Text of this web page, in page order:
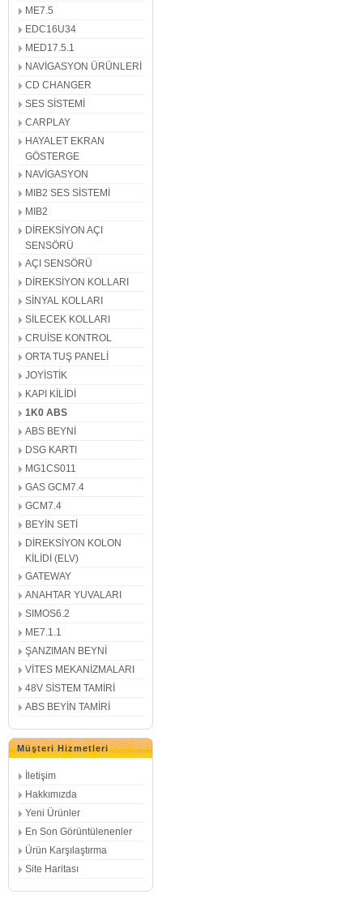
ME7.5
EDC16U34
MED17.5.1
NAVİGASYON ÜRÜNLERİ
CD CHANGER
SES SİSTEMİ
CARPLAY
HAYALET EKRAN
GÖSTERGE
NAVİGASYON
MIB2 SES SİSTEMİ
MIB2
DİREKSİYON AÇI
SENSÖRÜ
AÇI SENSÖRÜ
DİREKSİYON KOLLARI
SİNYAL KOLLARI
SİLECEK KOLLARI
CRUİSE KONTROL
ORTA TUŞ PANELİ
JOYİSTİK
KAPI KİLİDİ
1K0 ABS
ABS BEYNİ
DSG KARTI
MG1CS011
GAS GCM7.4
GCM7.4
BEYİN SETİ
DİREKSİYON KOLON
KİLİDİ (ELV)
GATEWAY
ANAHTAR YUVALARI
SIMOS6.2
ME7.1.1
ŞANZIMAN BEYNİ
VİTES MEKANİZMALARI
48V SİSTEM TAMİRİ
ABS BEYİN TAMİRİ
Müşteri Hizmetleri
İletişim
Hakkımızda
Yeni Ürünler
En Son Görüntülenenler
Ürün Karşılaştırma
Site Haritası